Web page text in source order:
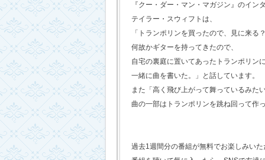
『クー・ダー・マン・マガジン』のイン
テイラー・スウィフトは、
「トランポリンを買ったので、見に来る
何故かギターを持ってきたので、
自宅の裏庭に置いてあったトランポリン
一緒に曲を書いた。」と話しています。
また「高く飛び上がって舞っているみた
曲の一部はトランポリンを跳ね回って作
過去1週間分の番組が無料でお楽しみい